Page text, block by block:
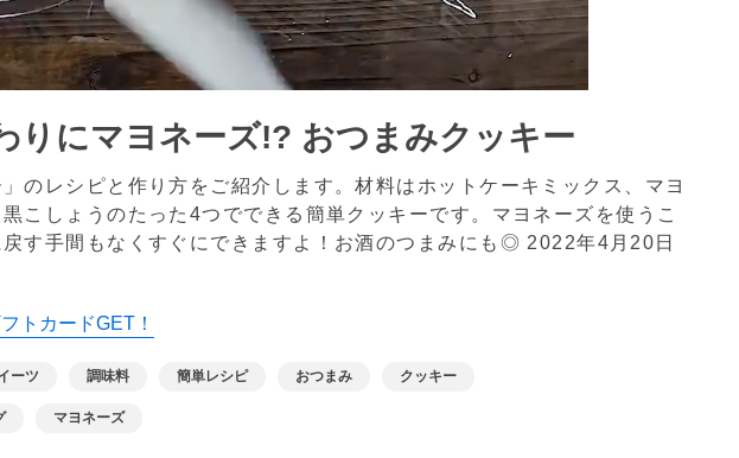
りにマヨネーズ!? おつまみクッキー
」のレシピと作り方をご紹介します。材料はホットケーキミックス、マヨ
こしょうのたった4つでできる簡単クッキーです。マヨネーズを使うこ
す手間もなくすぐにできますよ！お酒のつまみにも◎ 2022年4月20日
トカードGET！
ーツ 調味料 簡単レシピ おつまみ クッキー
マヨネーズ